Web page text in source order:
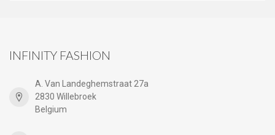
INFINITY FASHION
A. Van Landeghemstraat 27a
2830 Willebroek
Belgium